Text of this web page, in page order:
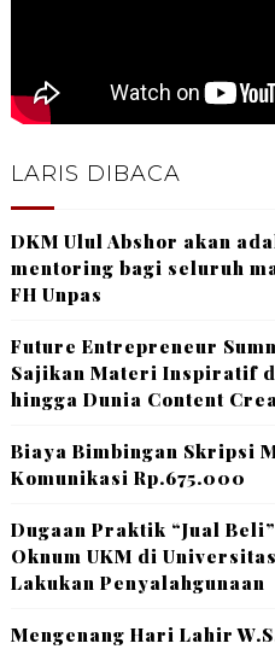
LARIS DIBACA
DKM Ulul Abshor akan
mentoring bagi seluruh
FH Unpas
Future Entrepreneur
Sajikan Materi Inspiratif
hingga Dunia Content
Biaya Bimbingan Skripsi
Komunikasi Rp.675.000
Dugaan Praktik “Jual
Oknum UKM di
Lakukan Penyalahgunaan
Mengenang Hari Lahir